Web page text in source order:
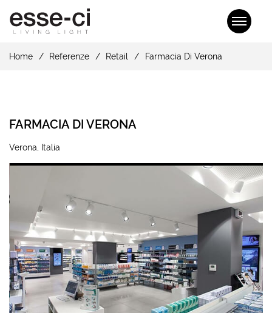
Home Referenze Retail Farmacia Di Verona
FARMACIA DI VERONA
Verona, Italia